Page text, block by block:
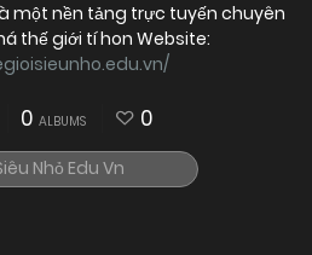
một nền tảng trực tuyến chuyên
thế giới tí hon Website:
0 ALBUMS 0